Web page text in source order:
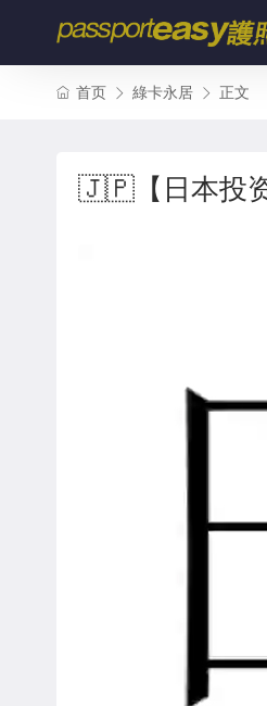
首页 綠卡永居 正文
🇯🇵【日本投